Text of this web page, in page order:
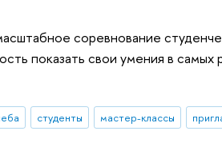
соревнование
показать свои умения в самых
студенты мастер-классы